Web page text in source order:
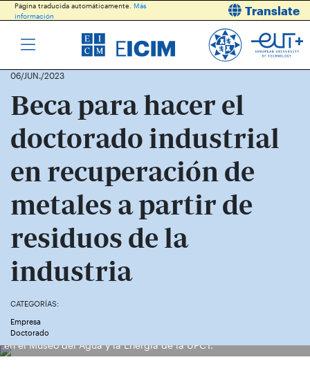
Página traducida automáticamente. Más
información
Translate
06/JUN./2023
Beca para hacer el
doctorado industrial
en recuperación de
metales a partir de
residuos de la
industria
CATEGORÍAS:
Empresa
Doctorado
Paloma González, Juan García Bermejo y Javier Pérez de la Cruz,
en el Museo del Agua y la Energía de la UPCT.